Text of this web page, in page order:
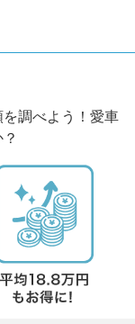
調べよう！愛車